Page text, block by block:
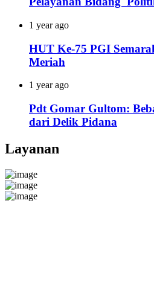
1 year ago
HUT Ke-75 PGI
Meriah
1 year ago
Pdt Gomar Gultom:
dari Delik Pidana
Layanan